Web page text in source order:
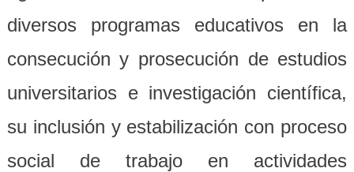
diversos programas educativos en la
consecución y prosecución de estudios
universitarios e investigación científica,
su inclusión y estabilización con proceso
social de trabajo en actividades